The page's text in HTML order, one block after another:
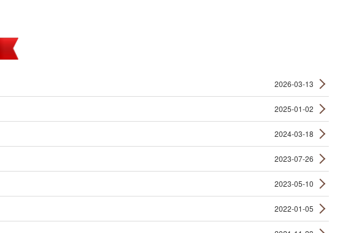
2026-03-13
2025-01-02
2024-03-18
2023-07-26
2023-05-10
2022-01-05